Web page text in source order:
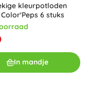
kleurpotloden
Color'Peps 6 stuks
In mandje